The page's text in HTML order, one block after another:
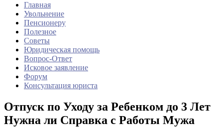
Главная
Увольнение
Пенсионеру
Полезное
Советы
Юридическая помощь
Вопрос-Ответ
Исковое заявление
Форум
Консультация юриста
Отпуск по Уходу за Ребенком до 3 Лет
Нужна ли Справка с Работы Мужа